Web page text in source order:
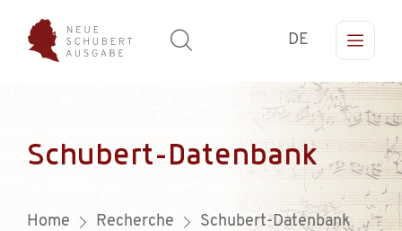
DE
Schubert-Datenbank
Home Recherche Schubert-Datenbank